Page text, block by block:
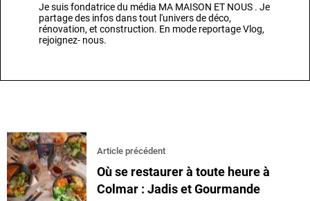
Je suis fondatrice du média MA MAISON ET NOUS . Je
partage des infos dans tout l'univers de déco,
rénovation, et construction. En mode reportage Vlog,
rejoignez- nous.
Article précédent
Où se restaurer à toute heure à
Colmar : Jadis et Gourmande